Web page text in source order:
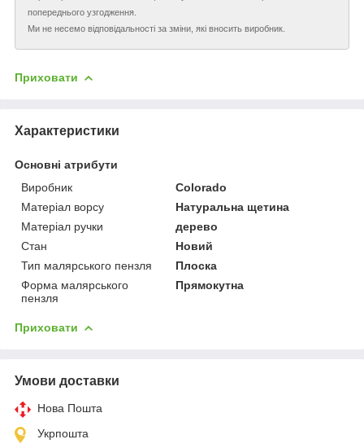
попереднього узгодження.
Ми не несемо відповідальності за зміни, які вносить виробник.
Приховати
Характеристики
Основні атрибути
Виробник
Colorado
Матеріал ворсу
Натуральна щетина
Матеріал ручки
дерево
Стан
Новий
Тип малярського пензля
Плоска
Форма малярського
пензля
Прямокутна
Приховати
Умови доставки
Нова Пошта
Укрпошта